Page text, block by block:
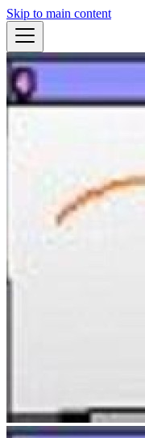
Skip to main content